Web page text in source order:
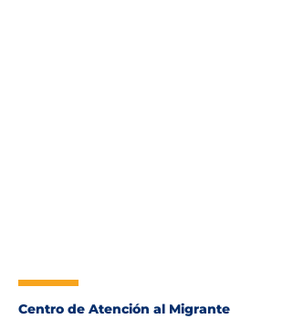
Centro de Atención al Migrante